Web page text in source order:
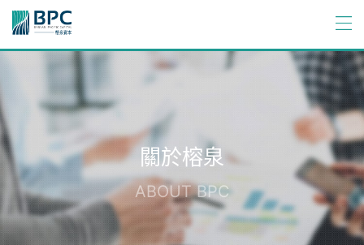
關於榕泉
ABOUT BPC